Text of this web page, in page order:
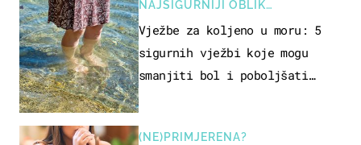
NAJSIGURNIJI OBLIK
REKREACIJE
Vježbe za koljeno u moru: 5
sigurnih vježbi koje mogu
smanjiti bol i poboljšati
(NE)PRIMJERENA?